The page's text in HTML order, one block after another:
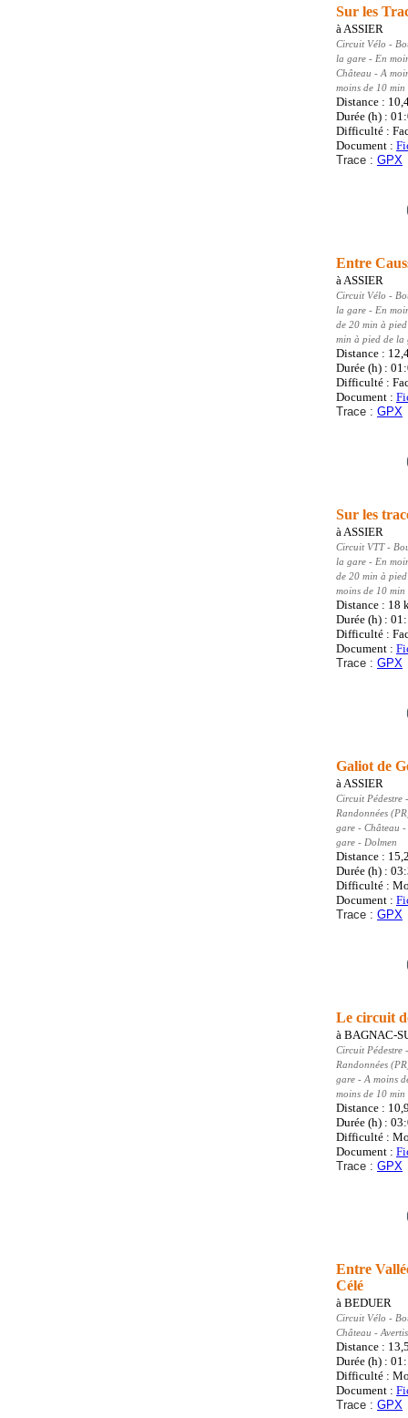
Sur les
àASSIER
Circuit Vélo -
la gare - En
Château - A
moins de 10
Distance :
Durée (h) :
Difficulté :
Document :
Trace : GPX
Entre
àASSIER
Circuit Vélo -
la gare - En
de 20 min à
min à pied de la
Distance :
Durée (h) :
Difficulté :
Document :
Trace : GPX
Sur les
àASSIER
Circuit VTT-
la gare - En
de 20 min à
moins de 10
Distance : 18
Durée (h) :
Difficulté :
Document :
Trace : GPX
Galiot de
àASSIER
Circuit Pédestre
Randonnées
gare - Château
gare - Dolmen
Distance :
Durée (h) :
Difficulté :
Document :
Trace : GPX
Le circuit
à BAGNAC-
Circuit Pédestre
Randonnées
gare - A moins
moins de 10
Distance :
Durée (h) :
Difficulté :
Document :
Trace : GPX
Entre
Célé
à BEDUER
Circuit Vélo -
Château -
Distance :
Durée (h) :
Difficulté :
Document :
Trace : GPX